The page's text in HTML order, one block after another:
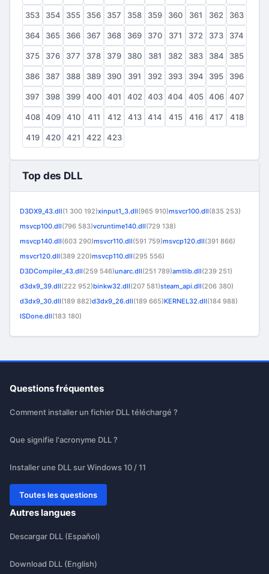
353 354 355 356 357 358 359 360 361 362 363
364 365 366 367 368 369 370 371 372 373 374
375 376 377 378 379 380 381 382 383 384 385
386 387 388 389 390 391 392 393 394 395 396
397 398 399 400 401 402 403 404 405 406 407
408 409 410 411 412 413 414 415 416 417 418
419 420 421 422 423
Top des DLL
D3DX9_43.dll(1 300 192)xinput1_3.dll(965 910)msvcr100.dll(835 253)
msvcp100.dll(796 583)vcruntime140.dll(729 138)
msvcp140.dll(603 290)msvcr110.dll(591 759)msvcp120.dll(391 866)
msvcr120.dll(389 220)msvcp110.dll(295 556)
D3DCompiler_43.dll(259 546)unarc.dll(251 789)amtlib.dll(239 251)
d3dx9_39.dll(222 952)binkw32.dll(207 581)steam_api.dll(206 380)
d3dx9_30.dll(189 882)d3dx9_26.dll(189 665)KERNEL32.dll(184 988)
ISDone.dll(183 180)
Questions fréquentes
Comment installer un fichier DLL téléchargé ?
Que signifie l'acronyme DLL ?
Installer une DLL sur Windows 10 / 11
Toutes les questions
Autres langues
Descargar DLL (Español)
Download DLL (English)